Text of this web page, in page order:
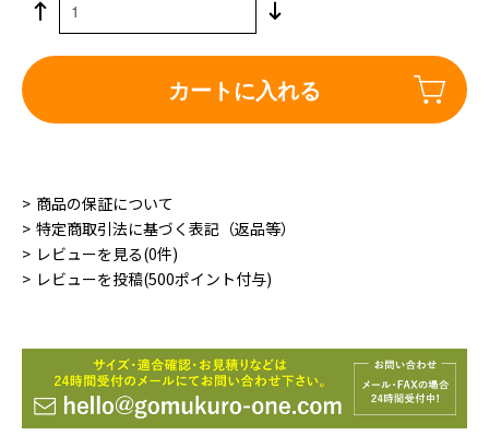
カートに入れる
商品の保証について
特定商取引法に基づく表記（返品等）
レビューを見る(0件)
レビューを投稿(500ポイント付与)